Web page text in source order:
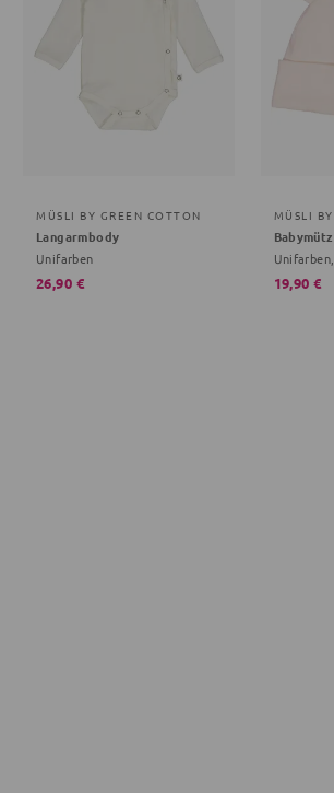
MÜSLI BY GREEN COTTON
Langarmbody
Unifarben
26,90 €
MÜSLI
19,90 €